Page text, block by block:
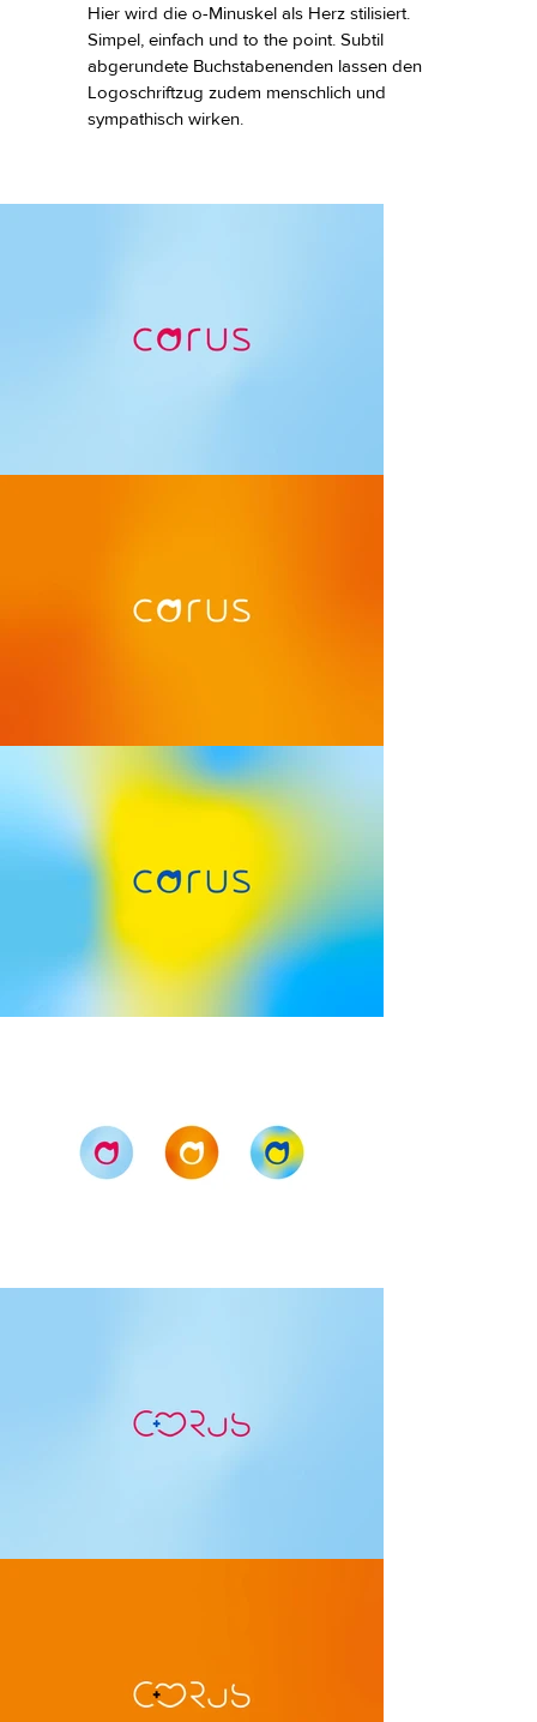
Hier wird die o-Minuskel als Herz stilisiert.
Simpel, einfach und to the point. Subtil
abgerundete Buchstabenenden lassen den
Logoschriftzug zudem menschlich und
sympathisch wirken.